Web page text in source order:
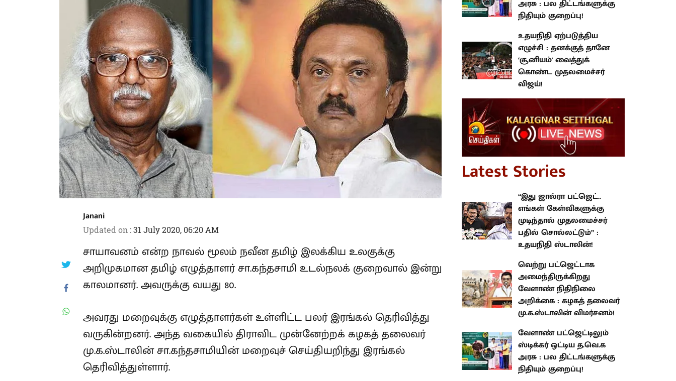
Janani
Updated on
சாயாவனம் என்ற நாவல் மூலம் நவீன தமிழ் இலக்கிய உலகுக்கு
அறிமுகமான தமிழ் எழுத்தாளர் சா.கந்தசாமி உடல்நலக் குறைவால்
இன்று காலமானர். அவருக்கு வயது 80.
தெரிவித்து வருகின்றனர். அந்த வகையில் திராவிட முன்னேற்றக்
கழகத் தலைவர் மு.க.ஸ்டாலின் சா.கந்தசாமியின் மறைவுச்
செய்தியறிந்து இரங்கல் தெரிவித்துள்ளார்.
உதயநிதி ஏற்படுத்திய எழுச்சி :
வைத்துக் கொண்ட முதலமைச்சர்
விஜய்!
Latest Stories
“இது ஜால்ரா பட்ஜெட்.. எங்கள்
கேள்விகளுக்கு முடிந்தால்
: உதயநிதி ஸ்டாலின்!
வெற்று பட்ஜெட்டாக
அமைந்திருக்கிறது வேளாண்
நிதிநிலை அறிக்கை : கழகத்
விமர்சனம்!
வேளாண் பட்ஜெட்டிலும் ஸ்டிக்கர்
ஒட்டிய த.வெ.க அரசு : பல
திட்டங்களுக்கு நிதியும் குறைப்பு!
உதயநிதி ஏற்படுத்திய எழுச்சி :
தனக்குத் தானே ‘சூனியம்'
வைத்துக் கொண்ட முதலமைச்சர்
விஜய்!